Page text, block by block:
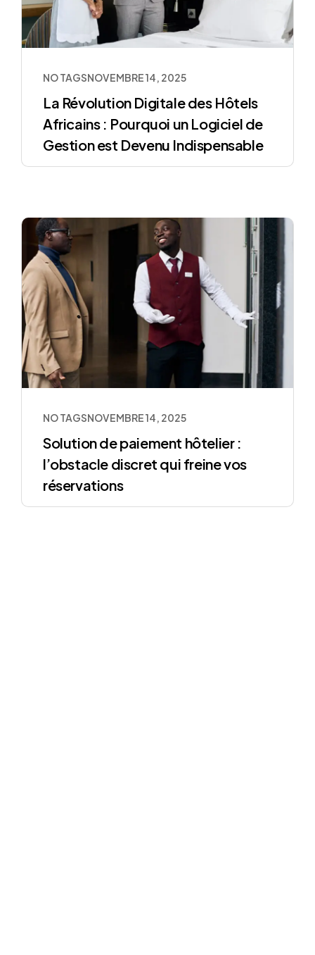
NO TAGSNOVEMBRE 14, 2025
La Révolution Digitale des Hôtels
Africains : Pourquoi un Logiciel de
Gestion est Devenu Indispensable
NO TAGSNOVEMBRE 14, 2025
Solution de paiement hôtelier :
l’obstacle discret qui freine vos
réservations